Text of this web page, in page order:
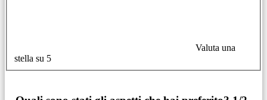
Valuta una
stella su 5